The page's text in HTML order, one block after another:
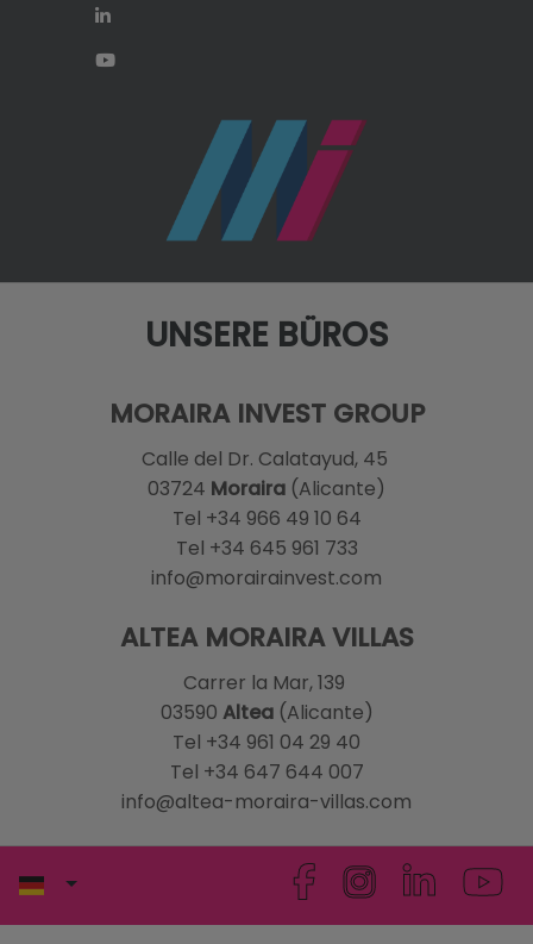
UNSERE BÜROS
MORAIRA INVEST GROUP
Calle del Dr. Calatayud, 45
03724 Moraira (Alicante)
Tel +34 966 49 10 64
Tel +34 645 961 733
info@morairainvest.com
ALTEA MORAIRA VILLAS
Carrer la Mar, 139
03590 Altea(Alicante)
Tel +34 961 04 29 40
Tel +34 647 644 007
info@altea-moraira-villas.com